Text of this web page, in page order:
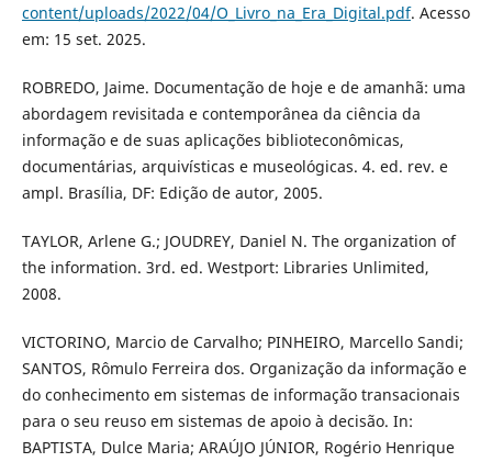
content/uploads/2022/04/O_Livro_na_Era_Digital.pdf. Acesso
em: 15 set. 2025.
ROBREDO, Jaime. Documentação de hoje e de amanhã: uma
abordagem revisitada e contemporânea da ciência da
informação e de suas aplicações biblioteconômicas,
documentárias, arquivísticas e museológicas. 4. ed. rev. e
ampl. Brasília, DF: Edição de autor, 2005.
TAYLOR, Arlene G.; JOUDREY, Daniel N. The organization of
the information. 3rd. ed. Westport: Libraries Unlimited,
2008.
VICTORINO, Marcio de Carvalho; PINHEIRO, Marcello Sandi;
SANTOS, Rômulo Ferreira dos. Organização da informação e
do conhecimento em sistemas de informação transacionais
para o seu reuso em sistemas de apoio à decisão. In:
BAPTISTA, Dulce Maria; ARAÚJO JÚNIOR, Rogério Henrique